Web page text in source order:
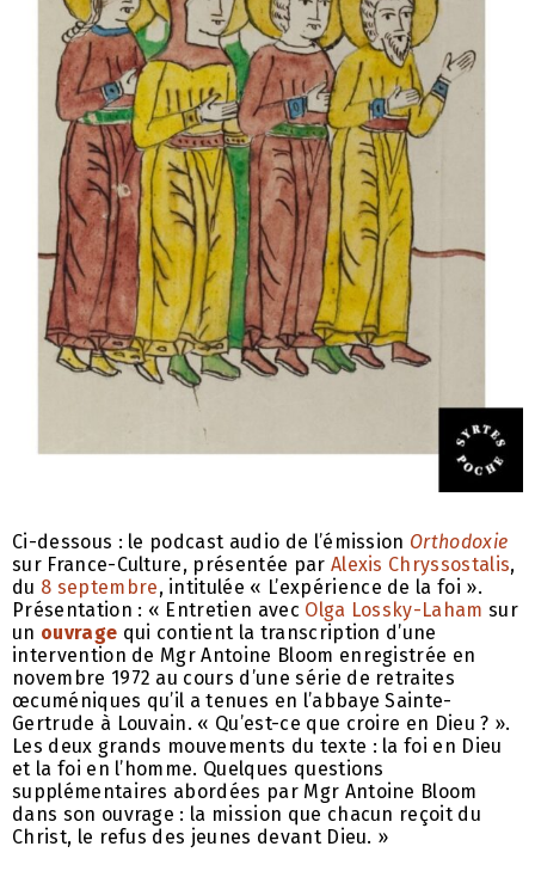
Ci-dessous : le podcast audio de l’émission Orthodoxie
sur France-Culture, présentée par Alexis Chryssostalis,
du 8 septembre, intitulée « L’expérience de la foi ».
Présentation : « Entretien avec Olga Lossky-Laham sur
un ouvrage qui contient la transcription d’une
intervention de Mgr Antoine Bloom enregistrée en
novembre 1972 au cours d’une série de retraites
œcuméniques qu’il a tenues en l’abbaye Sainte-
Gertrude à Louvain. « Qu’est-ce que croire en Dieu ? ».
Les deux grands mouvements du texte : la foi en Dieu
et la foi en l’homme. Quelques questions
supplémentaires abordées par Mgr Antoine Bloom
dans son ouvrage : la mission que chacun reçoit du
Christ, le refus des jeunes devant Dieu. »